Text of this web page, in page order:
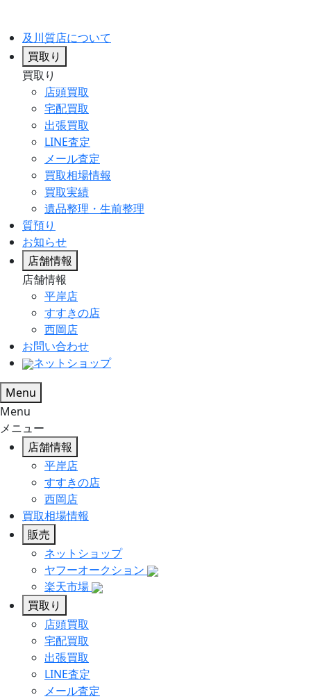
及川質店について
買取り
買取り
店頭買取
宅配買取
出張買取
LINE査定
メール査定
買取相場情報
買取実績
遺品整理・生前整理
質預り
お知らせ
店舗情報
店舗情報
平岸店
すすきの店
西岡店
お問い合わせ
ネットショップ
Menu
Menu
メニュー
店舗情報
平岸店
すすきの店
西岡店
買取相場情報
販売
ネットショップ
ヤフーオークション
楽天市場
買取り
店頭買取
宅配買取
出張買取
LINE査定
メール査定